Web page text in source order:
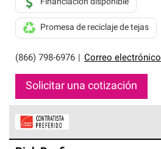
(866) 798-6976 Correo electrónico
Financiación disponible
Promesa de reciclaje de tejas
Solicitar una cotización